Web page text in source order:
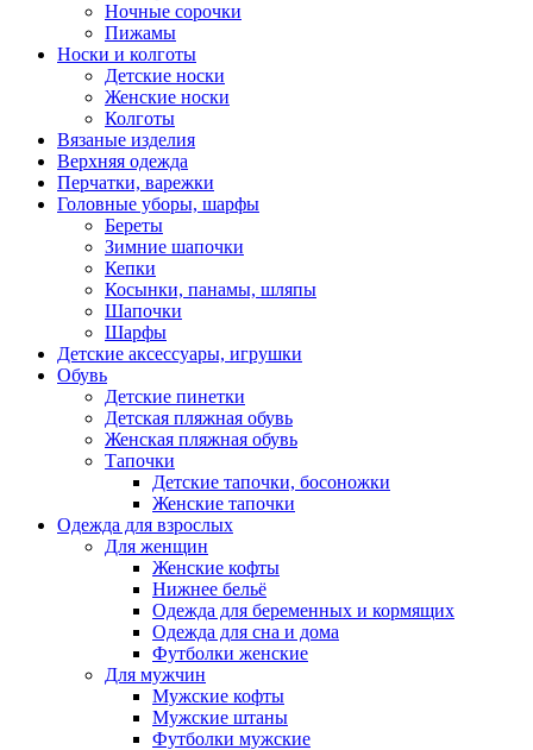
Ночные сорочки
Пижамы
Носки и колготы
Детские носки
Женские носки
Колготы
Вязаные изделия
Верхняя одежда
Перчатки, варежки
Головные уборы, шарфы
Береты
Зимние шапочки
Кепки
Косынки, панамы, шляпы
Шапочки
Шарфы
Детские аксессуары, игрушки
Обувь
Детские пинетки
Детская пляжная обувь
Женская пляжная обувь
Тапочки
Детские тапочки, босоножки
Женские тапочки
Одежда для взрослых
Для женщин
Женские кофты
Нижнее бельё
Одежда для беременных и кормящих
Одежда для сна и дома
Футболки женские
Для мужчин
Мужские кофты
Мужские штаны
Футболки мужские